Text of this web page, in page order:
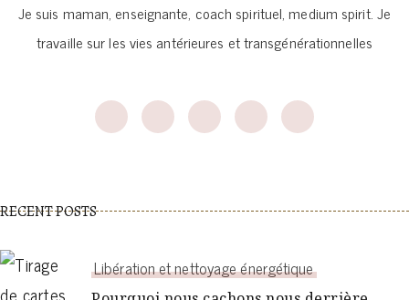
Je suis maman, enseignante, coach spirituel, medium spirit. Je
travaille sur les vies antérieures et transgénérationnelles
RECENT POSTS
Libération et nettoyage énergétique